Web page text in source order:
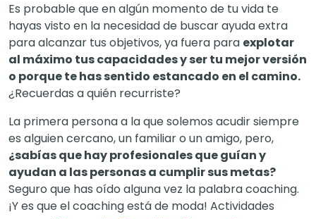
Es probable que en algún momento de tu vida te
hayas visto en la necesidad de buscar ayuda extra
para alcanzar tus objetivos, ya fuera para explotar
al máximo tus capacidades y ser tu mejor versión
o porque te has sentido estancado en el camino.
¿Recuerdas a quién recurriste?
La primera persona a la que solemos acudir siempre
es alguien cercano, un familiar o un amigo, pero,
¿sabías que hay profesionales que guían y
ayudan a las personas a cumplir sus metas?
Seguro que has oído alguna vez la palabra coaching.
¡Y es que el coaching está de moda! Actividades